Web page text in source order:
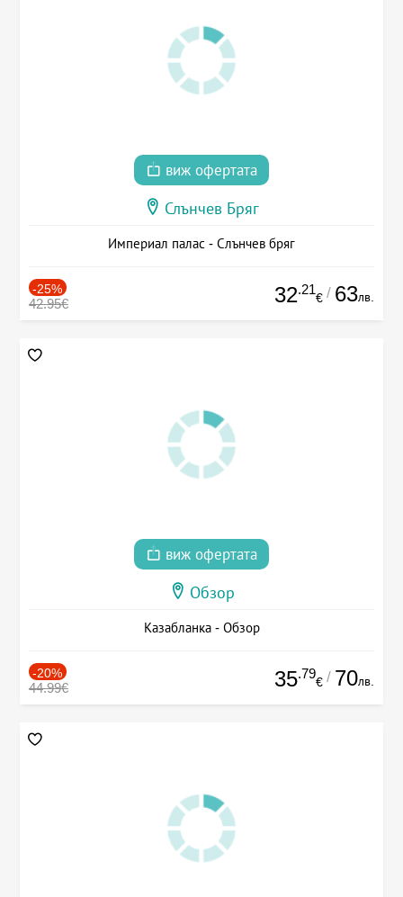
виж офертата
Слънчев Бряг
Империал палас - Слънчев бряг
-25%
42.95€ 32.21
€ / 63лв.
виж офертата
Обзор
Казабланка - Обзор
-20%
44.99€ 35.79
€ / 70лв.